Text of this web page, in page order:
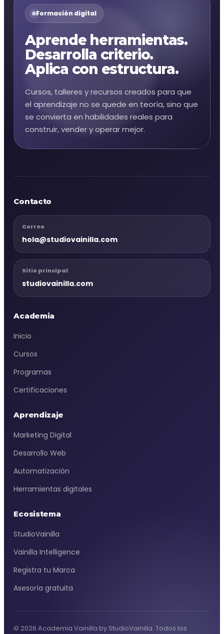
Formación digital
Aprende herramientas.
Desarrolla criterio.
Aplica con estructura.
Cursos, talleres y recursos creados para que
el aprendizaje no se quede en teoría, sino que
se convierta en habilidades reales para
construir, vender y operar mejor.
Contacto
Correo
hola@studiovainilla.com
Sitio principal
studiovainilla.com
Academia
Inicio
Cursos
Programas
Certificaciones
Aprendizaje
Marketing Digital
Desarrollo Web
Automatización
Herramientas digitales
Ecosistema
StudioVainilla
Vainilla Intelligence
Registra tu Marca
Asesoría gratuita
© 2026 Academia Vainilla by StudioVainilla. Todos los